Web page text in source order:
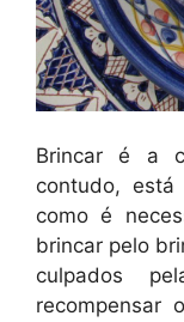
Brincar é a
contudo,
como é
brincar pelo
culpados
recompensar